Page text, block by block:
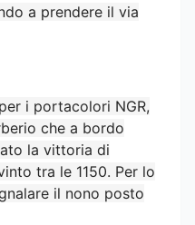
a prendere il via
i portacolori NGR,
che a bordo
la vittoria di
tra le 1150. Per lo
il nono posto